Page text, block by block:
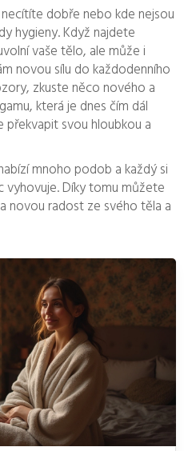
dobře nebo kde nejsou
hygieny. Když najdete
vaše tělo, ale může i
novou sílu do každodenního
zkuste něco nového a
která je dnes čím dál
překvapit svou hloubkou a
mnoho podob a každý si
Díky tomu můžete
novou radost ze svého těla a